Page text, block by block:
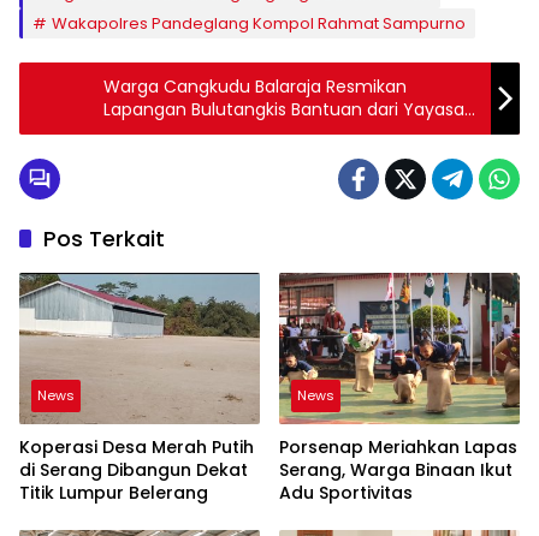
Wakapolres Pandeglang Kompol Rahmat Sampurno
Warga Cangkudu Balaraja Resmikan
Lapangan Bulutangkis Bantuan dari Yayasan
Erick Thohir
Pos Terkait
News
Koperasi Desa Merah Putih
di Serang Dibangun Dekat
Titik Lumpur Belerang
News
Porsenap Meriahkan Lapas
Serang, Warga Binaan Ikut
Adu Sportivitas